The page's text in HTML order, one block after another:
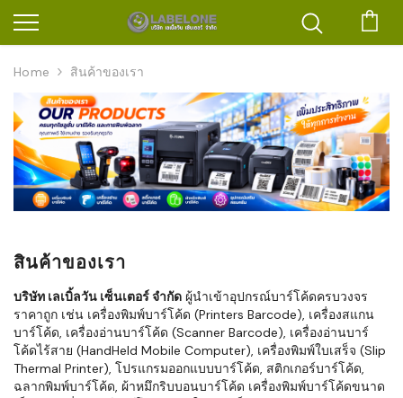
Home สินค้าของเรา
สินค้าของเรา
บริษัท เลเบิ้ลวัน เซ็นเตอร์ จำกัด ผู้นำเข้าอุปกรณ์บาร์โค้ดครบวงจร
ราคาถูก เช่น เครื่องพิมพ์บาร์โค้ด (Printers Barcode), เครื่องสแกน
บาร์โค้ด, เครื่องอ่านบาร์โค้ด (Scanner Barcode), เครื่องอ่านบาร์
โค้ดไร้สาย (HandHeld Mobile Computer), เครื่องพิมพ์ใบเสร็จ (Slip
Thermal Printer), โปรแกรมออกแบบบาร์โค้ด, สติกเกอร์บาร์โค้ด,
ฉลากพิมพ์บาร์โค้ด, ผ้าหมึกริบบอนบาร์โค้ด เครื่องพิมพ์บาร์โค้ดขนาด